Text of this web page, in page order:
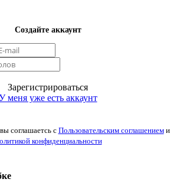
Создайте аккаунт
Зарегистрироваться
меня уже есть аккаунт
соглашаетсь с Пользовательским соглашениеми
конфиденциальности